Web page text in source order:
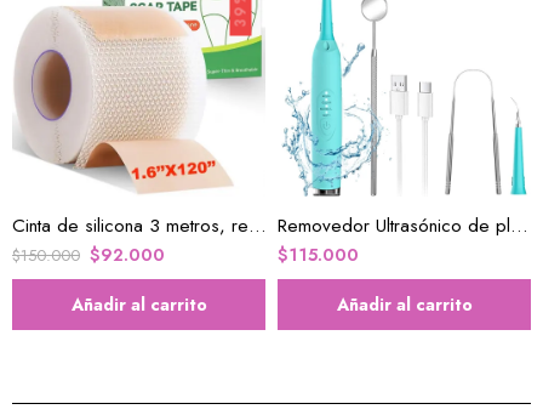
Cinta de silicona 3 metros, reduce la apariencia de las cicatrices
$150.000 $92.000
Añadir al carrito
Removedor Ultrasónico de placa para dientes
$115.000
Añadir al carrito